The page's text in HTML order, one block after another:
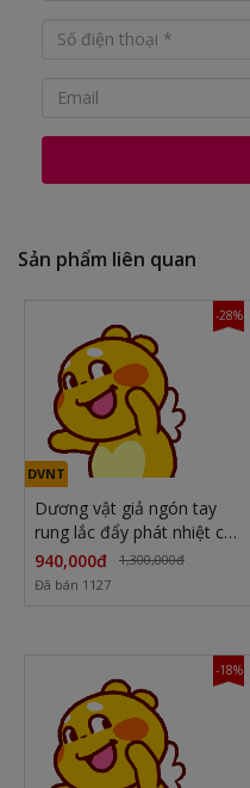
Sản phẩm liên quan
-28%
DVNT
Dương vật giả ngón tay
rung lắc đẩy phát nhiệt cực
sướng
940,000đ
1,300,000đ
Đã bán 1127
-18%